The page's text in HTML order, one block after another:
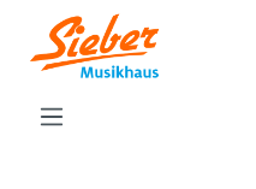
Zum Hauptinhalt springen